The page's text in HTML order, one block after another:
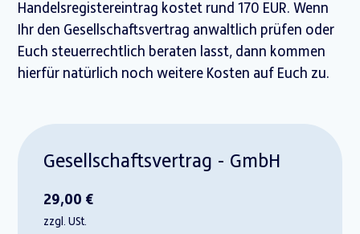
Handelsregistereintrag kostet rund 170 EUR. Wenn
Ihr den Gesellschaftsvertrag anwaltlich prüfen oder
Euch steuerrechtlich beraten lasst, dann kommen
hierfür natürlich noch weitere Kosten auf Euch zu.
Gesellschafts­vertrag - GmbH
29,00 €
zzgl. USt.